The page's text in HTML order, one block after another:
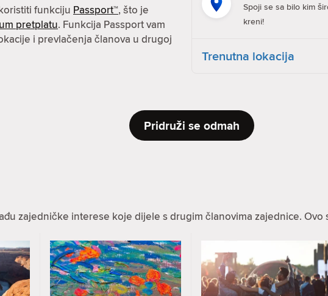
funkciju Passport™, što je
pretplatu. Funkcija Passport vam
i prevlačenja članova u drugoj
Spoji se sa bilo kim
kreni!
Trenutna lokacija
Pridruži se odmah
zajedničke interese koje dijele s drugim članovima zajednice.